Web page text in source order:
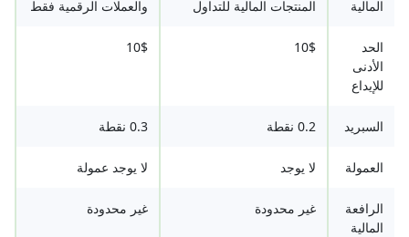
المالية
المنتجات المالية للتداول
والعملات الرقمية فقط
الحد
الأدنى
للإيداع
10$
10$
السبريد 0.2 نقطة 0.3 نقطة
العمولة لا يوجد لا يوجد عمولة
الرافعة
المالية
غير محدودة غير محدودة